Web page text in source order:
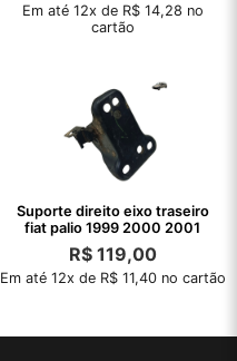
Em até 12x de R$ 14,28 no
cartão
Suporte direito eixo traseiro
fiat palio 1999 2000 2001
R$119,00
Em até 12x de R$ 11,40 no cartão